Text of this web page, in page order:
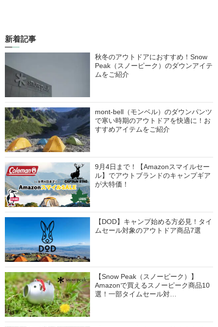
新着記事
秋冬のアウトドアにおすすめ！Snow
Peak（スノーピーク）のダウンアイテ
ムをご紹介
mont-bell（モンベル）のダウンパンツ
で寒い時期のアウトドアを快適に！お
すすめアイテムをご紹介
9月4日まで！【Amazonスマイルセー
ル】でアウトブランドのキャンプギア
が大特価！
【DOD】キャンプ始める方必見！タイ
ムセール対象のアウトドア商品7選
【Snow Peak（スノーピーク）】
Amazonで買えるスノーピーク商品10
選！一部タイムセール対…